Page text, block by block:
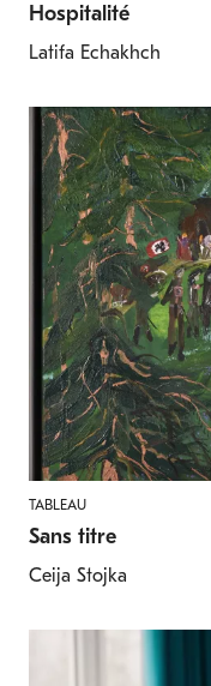
Hospitalité
Latifa Echakhch
TABLEAU
Sans titre
Ceija Stojka